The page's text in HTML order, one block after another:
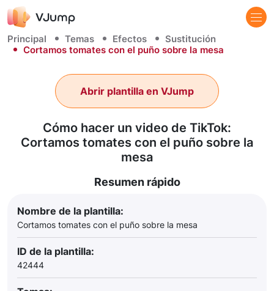
Principal Temas Efectos
Sustitución
Cortamos tomates con el puño sobre la mesa
Cómo hacer un video de TikTok:
Cortamos tomates con el puño sobre la
mesa
Abrir plantilla en VJump
Resumen rápido
Nombre de la plantilla:
Cortamos tomates con el puño sobre la mesa
ID de la plantilla:
42444